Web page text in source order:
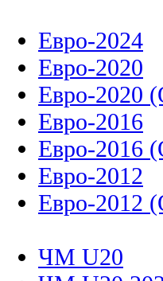
Евро-2024
Евро-2020
Евро-2020
Евро-2016
Евро-2016
Евро-2012
Евро-2012
ЧМ U20